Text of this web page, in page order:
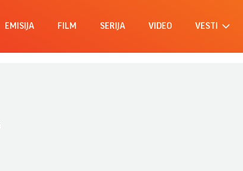
EMISIJA FILM SERIJA VIDEO VESTI